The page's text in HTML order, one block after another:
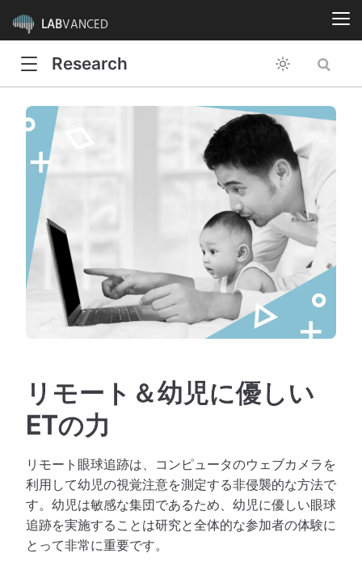
LABVANCED
Research
リモート＆幼児に優しい
ETの力
リモート眼球追跡は、コンピュータのウェブカメラを
利用して幼児の視覚注意を測定する非侵襲的な方法で
す。幼児は敏感な集団であるため、幼児に優しい眼球
追跡を実施することは研究と全体的な参加者の体験に
とって非常に重要です。